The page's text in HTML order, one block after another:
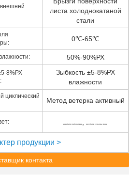
листа холоднокатаной
стали
0℃-65℃
50%-90%РХ
8%РХ
Зыбкость ±5-8%РХ
влажности
циклический
Метод ветерка активный
инкубатор лаборатории инкубатор культуры ткани
продукции >
контакта